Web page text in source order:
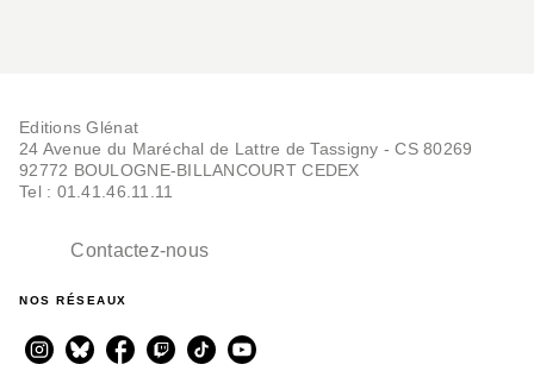
Editions Glénat
24 Avenue du Maréchal de Lattre de Tassigny - CS 80269
92772 BOULOGNE-BILLANCOURT CEDEX
Tel : 01.41.46.11.11
Contactez-nous
NOS RÉSEAUX